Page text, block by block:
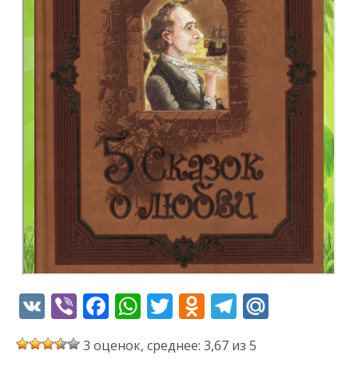
V
K
Vi
b
er
F
e
W
at
T
itt
O
d
n
T
el
e
3 оценок, среднее: 3,67 из 5